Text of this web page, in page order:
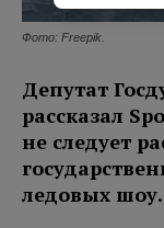
Фото: Freepik.
Депутат
рассказал
не следует
ледовых шоу.